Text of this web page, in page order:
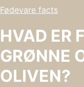
Fødevare facts
HVAD ER
GRØNNE
OLIVEN?